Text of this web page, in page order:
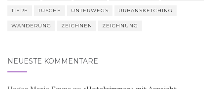
TIERE TUSCHE UNTERWEGS URBANSKETCHING
WANDERUNG ZEICHNEN ZEICHNUNG
NEUESTE KOMMENTARE